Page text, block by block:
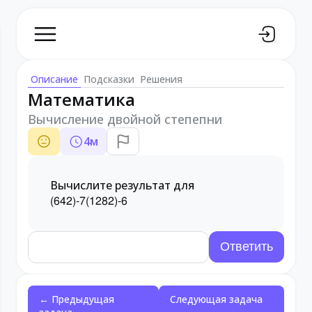
Описание Подсказки Решения
Математика
Вычисление двойной степепни
4м
Вычислите результат для
(642)-7(1282)-6
← Предыдущая
Следующая задача